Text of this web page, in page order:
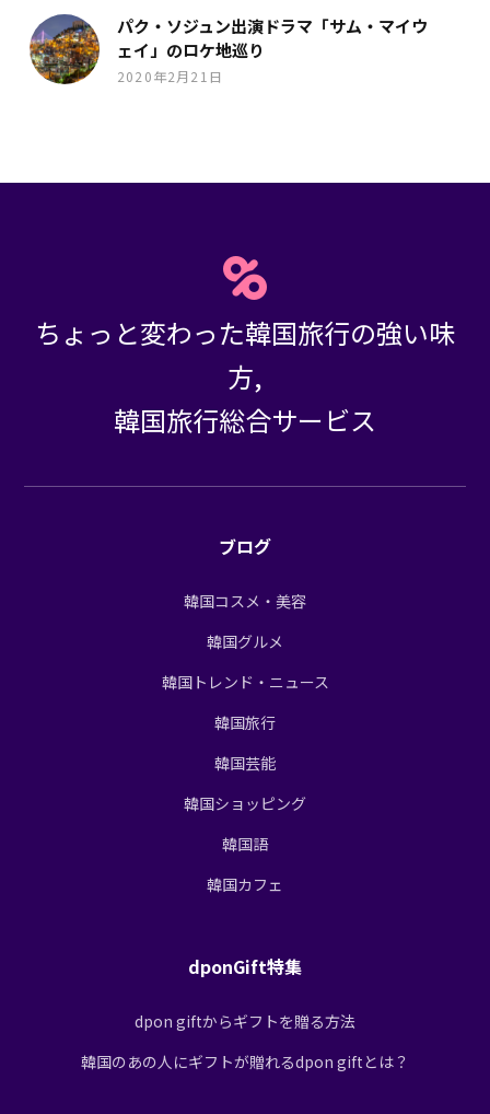
パク・ソジュン出演ドラマ「サム・マイウ
ェイ」のロケ地巡り
2020年2月21日
ちょっと変わった韓国旅行の強い味
方,
韓国旅行総合サービス
ブログ
韓国コスメ・美容
韓国グルメ
韓国トレンド・ニュース
韓国旅行
韓国芸能
韓国ショッピング
韓国語
韓国カフェ
dponGift特集
dpon giftからギフトを贈る方法
韓国のあの人にギフトが贈れるdpon giftとは？